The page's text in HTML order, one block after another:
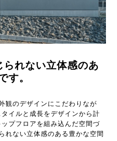
られない立体感のあ
す。
観のデザインにこだわりなが
イルと成長をデザインから計
プフロアを組み込んだ空間づ
れない立体感のある豊かな空間